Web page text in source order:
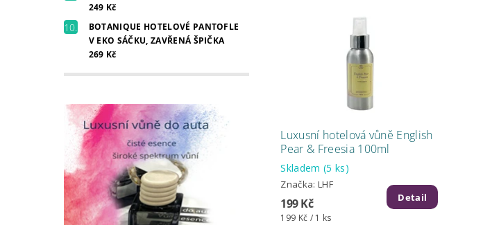
249 Kč
BOTANIQUE HOTELOVÉ PANTOFLE
V EKO SÁČKU, ZAVŘENÁ ŠPIČKA
269 Kč
Luxusní hotelová vůně English
Pear & Freesia 100ml
Skladem (5 ks)
Značka: LHF
199 Kč
199 Kč / 1 ks
Detail